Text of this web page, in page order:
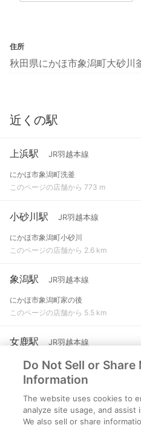
住所
秋田県にかほ市象潟町大砂川
近くの駅
上浜駅 JR羽越本線
にかほ市象潟町洗釜
このページの店舗から 773 m
小砂川駅 JR羽越本線
にかほ市象潟町小砂川
このページの店舗から 2.6 km
象潟駅 JR羽越本線
にかほ市象潟町家の後
このページの店舗から 5.5 km
女鹿駅 JR羽越本線
飽海郡遊佐町大字吹浦
このページの店舗から 6.8 km
吹浦駅 JR羽越本線
飽海郡遊佐町大字吹浦
Do Not Sell or Share
Information
The website uses cookies to
analyze site usage, and
We also sell or share